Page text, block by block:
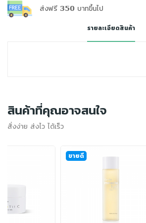
ส่งฟรี 350 บาทขึ้นไป
รายละเอียดสินค้า
สินค้าที่คุณอาจสนใจ
สั่งง่าย ส่งไว ได้เร็ว
ขายดี